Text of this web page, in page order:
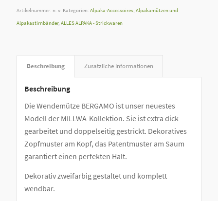
Artikelnummer: n. v. Kategorien: Alpaka-Accessoires, Alpakamützen und
Alpakastirnbänder, ALLES ALPAKA - Strickwaren
Beschreibung Zusätzliche Informationen
Beschreibung
Die Wendemütze BERGAMO ist unser neuestes
Modell der MILLWA-Kollektion. Sie ist extra dick
gearbeitet und doppelseitig gestrickt. Dekoratives
Zopfmuster am Kopf, das Patentmuster am Saum
garantiert einen perfekten Halt.
Dekorativ zweifarbig gestaltet und komplett
wendbar.